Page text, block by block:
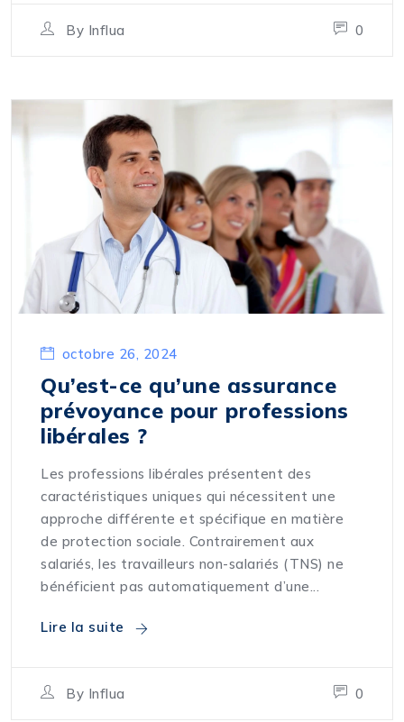
By Influa 0
octobre 26, 2024
Qu’est-ce qu’une assurance
prévoyance pour professions
libérales ?
Les professions libérales présentent des
caractéristiques uniques qui nécessitent une
approche différente et spécifique en matière
de protection sociale. Contrairement aux
salariés, les travailleurs non-salariés (TNS) ne
bénéficient pas automatiquement d’une...
Lire la suite
By Influa 0